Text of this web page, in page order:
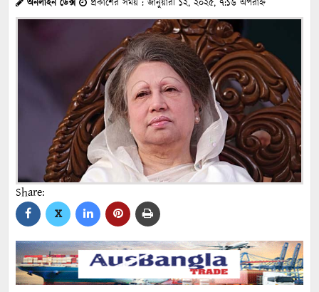
অনলাইন ডেক্স প্রকাশের সময় : জানুয়ারী ১২, ২০২৫, ৭:১৬ অপরাহ্ন
Share:
X